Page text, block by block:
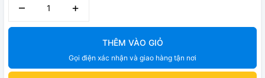
– +
THÊM VÀO GIỎ
Gọi điện xác nhận và giao hàng tận nơi